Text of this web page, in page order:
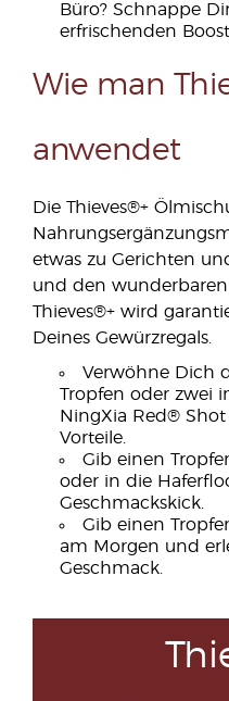
Büro? Schnappe
erfrischenden Boost.
Wie man
anwendet
Die Thieves®+
etwas zu Gerichten
und den wunderbaren
Thieves®+ wird
Deines Gewürzregals.
Verwöhne Dich
Tropfen oder zwei
NingXia Red®
Vorteile.
Gib einen
oder in die
Geschmackskick.
Gib einen
am Morgen und
Geschmack.